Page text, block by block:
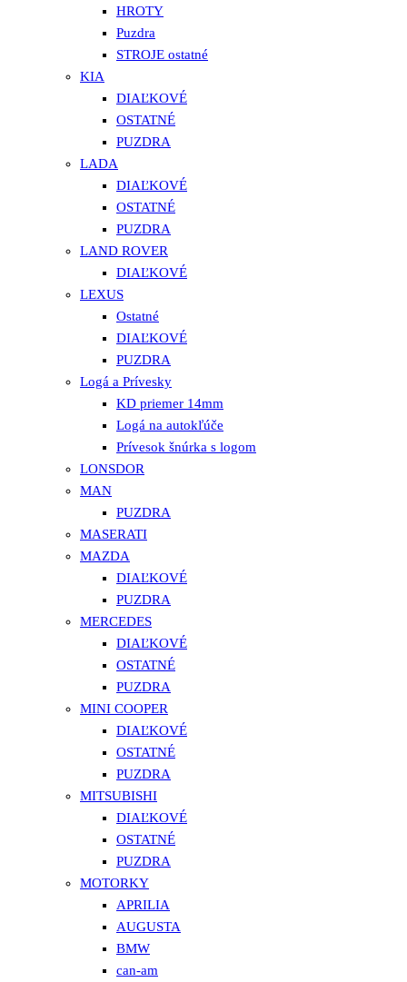
HROTY
Puzdra
STROJE ostatné
KIA
DIAĽKOVÉ
OSTATNÉ
PUZDRA
LADA
DIAĽKOVÉ
OSTATNÉ
PUZDRA
LAND ROVER
DIAĽKOVÉ
LEXUS
Ostatné
DIAĽKOVÉ
PUZDRA
Logá a Prívesky
KD priemer 14mm
Logá na autokľúče
Prívesok šnúrka s logom
LONSDOR
MAN
PUZDRA
MASERATI
MAZDA
DIAĽKOVÉ
PUZDRA
MERCEDES
DIAĽKOVÉ
OSTATNÉ
PUZDRA
MINI COOPER
DIAĽKOVÉ
OSTATNÉ
PUZDRA
MITSUBISHI
DIAĽKOVÉ
OSTATNÉ
PUZDRA
MOTORKY
APRILIA
AUGUSTA
BMW
can-am